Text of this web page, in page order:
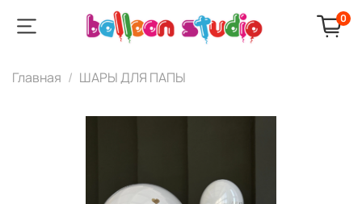
0
Главная ШАРЫ ДЛЯ ПАПЫ